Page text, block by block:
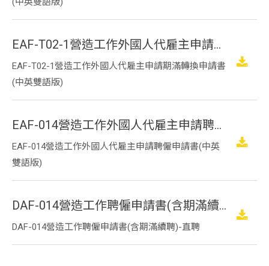
EAF-T02-1營造工作外國人代雇主申請期滿轉換申請書(中英雙語版)
EAF-T02-1營造工作外國人代雇主申請期滿轉換申請書
(中英雙語版)
EAF-014營造工作外國人代雇主申請聘僱申請書(中英雙語版)
EAF-014營造工作外國人代雇主申請聘僱申請書(中英
雙語版)
DAF-014營造工作聘僱申請書(含期滿續聘)-直聘
DAF-014營造工作聘僱申請書(含期滿續聘)-直聘